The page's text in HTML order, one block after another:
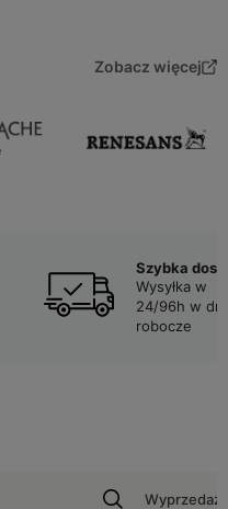
Zobacz więcej
Szybka
Wysyłka w
24/96h w dni
robocze
Wyprzedaż